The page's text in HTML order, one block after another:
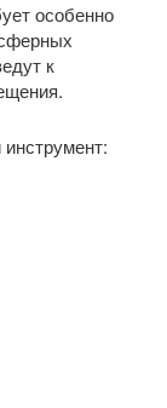
особенно
к